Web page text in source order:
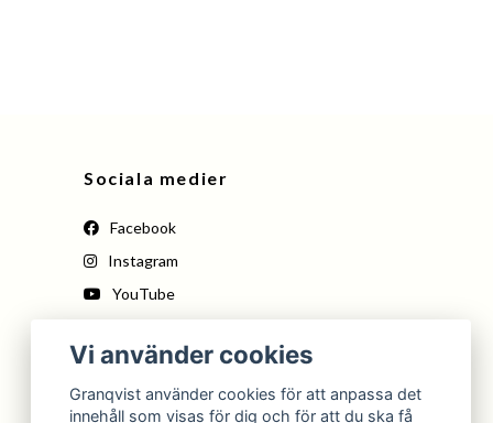
Sociala medier
Facebook
Instagram
YouTube
Tiktok
Vi använder cookies
Granqvist använder cookies för att anpassa det
innehåll som visas för dig och för att du ska få